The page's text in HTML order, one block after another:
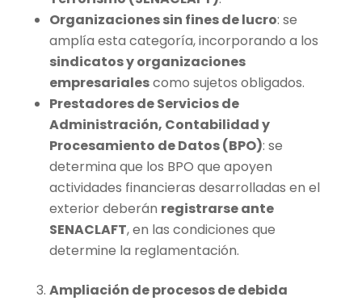
Organizaciones sin fines de lucro: se
amplía esta categoría, incorporando a los
sindicatos y organizaciones
empresarialescomo sujetos obligados.
Prestadores de Servicios de
Administración, Contabilidad y
Procesamiento de Datos (BPO): se
determina que los BPO que apoyen
actividades financieras desarrolladas en el
exterior deberán registrarse ante
SENACLAFT, en las condiciones que
determine la reglamentación.
Ampliación de procesos de debida